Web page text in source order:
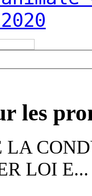
les
LOI E...